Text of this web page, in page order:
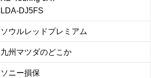
LDA-DJ5FS
ソウルレッドプレミアム
九州マツダのどこか
ソニー損保